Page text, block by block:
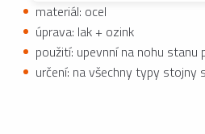
materiál: ocel
úprava: lak + ozink
použití: upevnní na nohu stanu
určení: na všechny typy stojny